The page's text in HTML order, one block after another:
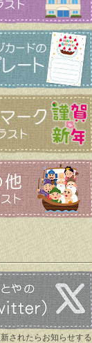
されたらお知らせする